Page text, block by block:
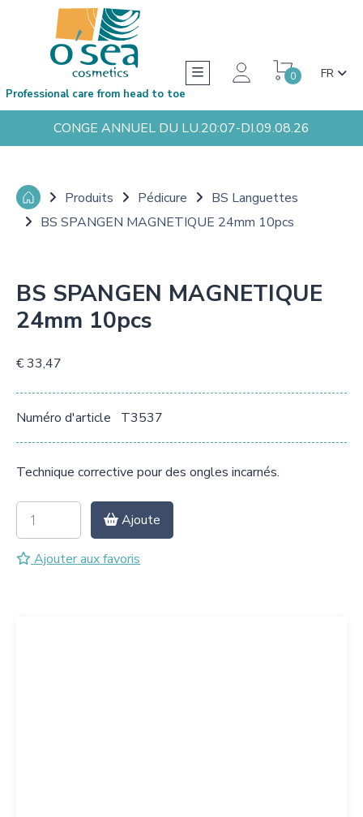
0 FR
Professional care from head to toe
CONGE ANNUEL DU LU.20:07-DI.09.08.26
Produits Pédicure
BS Languettes
BS SPANGEN MAGNETIQUE 24mm 10pcs
BS SPANGEN MAGNETIQUE
24mm 10pcs
€ 33,47
Numéro d'article T3537
Technique corrective pour des ongles incarnés.
Ajoute
Ajouter aux favoris